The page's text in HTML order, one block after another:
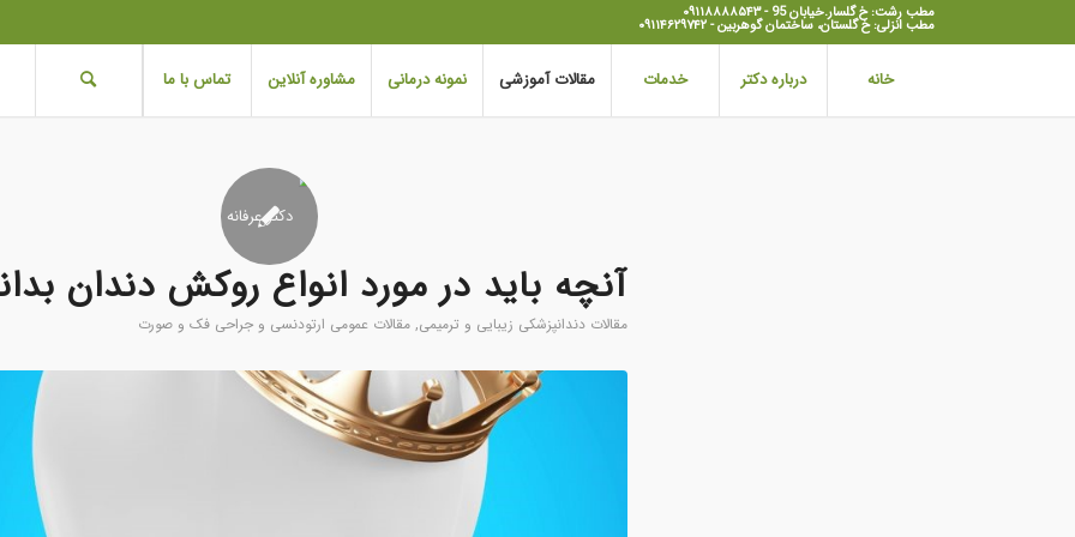
مطب رشت: خ گلسار.خیابان 95 - ۰۹۱۱۸۸۸۸۵۴۳
مطب انزلی: خ گلستان، ساختمان گوهربین - ۰۹۱۱۴۶۲۹۷۴۲
خانه درباره دکتر خدمات مقالات آموزشی نمونه درمانی مشاوره آنلاین تماس با ما
آنچه باید در مورد انواع روکش دندان
مقالات دندانپزشکی زیبایی و ترمیمی, مقالات عمومی ارتودنسی و جراحی فک و صورت